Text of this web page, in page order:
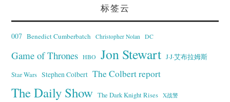
标签云
007 Benedict Cumberbatch Christopher Nolan DC
Game of Thrones HBO Jon Stewart J·J·艾布拉姆斯
Star Wars Stephen Colbert The Colbert report
The Daily Show The Dark Knight Rises X战警